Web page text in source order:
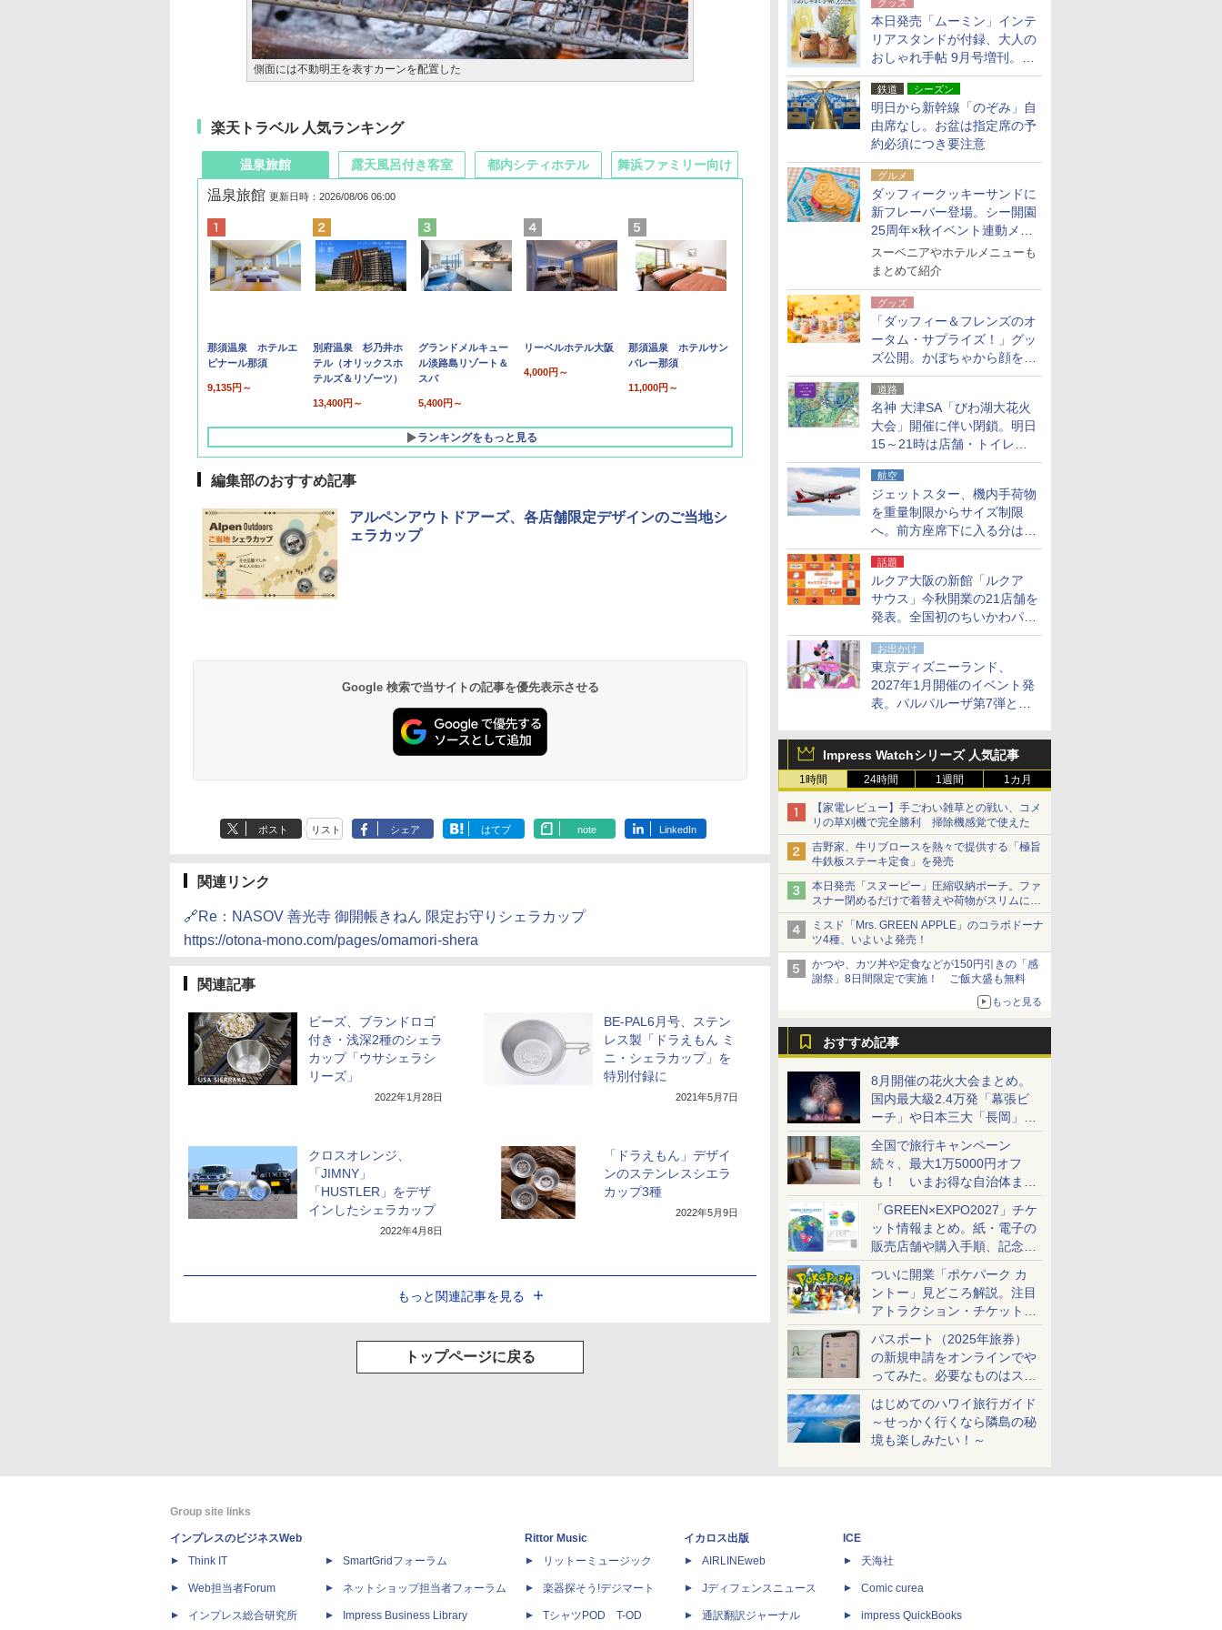
グッズ
本日発売「ムーミン」インテ
リアスタンドが付録、大人の
おしゃれ手帖 9月号増刊。レ
ザー調で高級感ある2個セッ
ト鉄道 シーズン
明日から新幹線「のぞみ」自
由席なし。お盆は指定席の予
約必須につき要注意
グルメ
ダッフィークッキーサンドに
新フレーバー登場。シー開園
25周年×秋イベント連動メニ
ュー
スーベニアやホテルメニューも
まとめて紹介
グッズ
「ダッフィー＆フレンズのオ
ータム・サプライズ！」グッ
ズ公開。かぼちゃから顔をの
ぞかせたぬいぐるみチャーム
ほか
道路
名神 大津SA「びわ湖大花火
大会」開催に伴い閉鎖。明日
15～21時は店舗・トイレ・
駐車場の利用不可
航空
ジェットスター、機内手荷物
を重量制限からサイズ制限
へ。前方座席下に入る分はす
べての運賃で無料に
話題
ルクア大阪の新館「ルクア
サウス」今秋開業の21店舗を
発表。全国初のちいかわパー
クストア/サンリオ新業態1号
店など
お出かけ
東京ディズニーランド、
2027年1月開催のイベント発
表。パルパルーザ第7弾とし
ド」を再演
Impress Watchシリーズ 人気記事
1時間 24時間 1週間 1カ月
【家電レビュー】手ごわい雑草との戦い、コメ
リの草刈機で完全勝利 掃除機感覚で使えた
吉野家、牛リブロースを熱々で提供する「極旨
牛鉄板ステーキ定食」を発売
本日発売「スヌーピー」圧縮収納ポーチ。ファ
スナー閉めるだけで着替えや荷物がスリムにま
とまる
ミスド「Mrs. GREEN APPLE」のコラボドーナ
ツ4種、いよいよ発売！
かつや、カツ丼や定食などが150円引きの「感
謝祭」8日間限定で実施！ ご飯大盛も無料
もっと見る
おすすめ記事
8月開催の花火大会まとめ。
国内最大級2.4万発「幕張ビ
ーチ」や日本三大「長岡」な
ど大型イベント目白押し！
全国で旅行キャンペーン
続々、最大1万5000円オフ
も！ いまお得な自治体まと
め
「GREEN×EXPO2027」チケ
ット情報まとめ。紙・電子の
販売店舗や購入手順、記念チ
ケットも解説
ついに開業「ポケパーク カ
ントー」見どころ解説。注目
アトラクション・チケット手
配・来場前に必要な準備は？
パスポート（2025年旅券）
の新規申請をオンラインでや
ってみた。必要なものはスマ
ホとマイナカードのみ
はじめてのハワイ旅行ガイド
～せっかく行くなら隣島の秘
境も楽しみたい！～
側面には不動明王を表すカーンを配置した
楽天トラベル 人気ランキング
温泉旅館
温泉旅館 更新日時：2026/08/06 06:00
那須温泉 ホテルエ
ピナール那須
9,135円～
別府温泉 杉乃井ホ
テル（オリックスホ
テルズ＆リゾーツ）
13,400円～
グランドメルキュー
ル淡路島リゾート＆
スパ
5,400円～
リーベルホテル大阪
4,000円～
那須温泉 ホテルサン
バレー那須
11,000円～
ランキングをもっと見る
露天風呂付き客室
10,450円～
19,541円～
都内シティホテル 舞浜ファミリー向け
7,950円～
5,758円～
編集部のおすすめ記事
アルペンアウトドアーズ、各店舗限定デザインのご当地シ
ェラカップ
Google 検索で当サイトの記事を優先表示させる
ポスト リスト シェア はてブ note LinkedIn
関連リンク
🔗Re：NASOV 善光寺 御開帳きねん 限定お守りシェラカップ
https://otona-mono.com/pages/omamori-shera
関連記事
ビーズ、ブランドロゴ
付き・浅深2種のシェラ
カップ「ウサシェラシ
リーズ」
2022年1月28日
BE-PAL6月号、ステン
レス製「ドラえもん ミ
ニ・シェラカップ」を
特別付録に
2021年5月7日
クロスオレンジ、
「JIMNY」
「HUSTLER」をデザ
インしたシェラカップ
2022年4月8日
「ドラえもん」デザイ
ンのステンレスシエラ
カップ3種
2022年5月9日
もっと関連記事を見る
トップページに戻る
Group site links
インプレスのビジネスWeb
Think IT
Web担当者Forum
インプレス総合研究所
SmartGridフォーラム
ネットショップ担当者フォーラム
Impress Business Library
Rittor Music
リットーミュージック
楽器探そう!デジマート
TシャツPOD T-OD
イカロス出版
AIRLINEweb
Jディフェンスニュース
通訳翻訳ジャーナル
ICE
天海社
Comic curea
impress QuickBooks